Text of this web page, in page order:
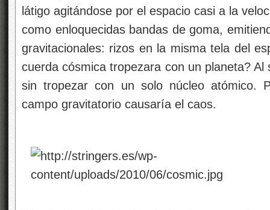
látigo agitándose por el espacio casi a la
como enloquecidas bandas de goma,
gravitacionales: rizos en la misma tela del
cuerda cósmica tropezara con un planeta?
sin tropezar con un solo núcleo atómico.
campo gravitatorio causaría el caos.